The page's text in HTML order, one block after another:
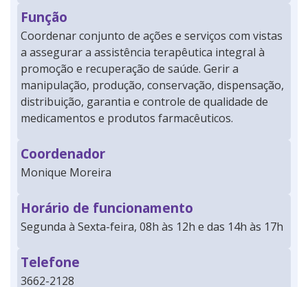
Função
Coordenar conjunto de ações e serviços com vistas
a assegurar a assistência terapêutica integral à
promoção e recuperação de saúde. Gerir a
manipulação, produção, conservação, dispensação,
distribuição, garantia e controle de qualidade de
medicamentos e produtos farmacêuticos.
Coordenador
Monique Moreira
Horário de funcionamento
Segunda à Sexta-feira, 08h às 12h e das 14h às 17h
Telefone
3662-2128